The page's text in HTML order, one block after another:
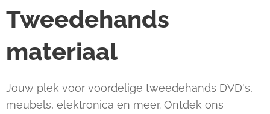
Tweedehands
materiaal
Jouw plek voor voordelige tweedehands DVD's,
meubels, elektronica en meer. Ontdek ons